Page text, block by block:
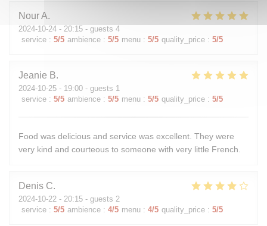
NourA
2024-10-24 - 20:15 - guests 4
service : 5/5 ambience : 5/5 menu : 5/5 quality_price : 5/5
Jeanie B
2024-10-25 - 19:00 - guests 1
service : 5/5 ambience : 5/5 menu : 5/5 quality_price : 5/5
Food was delicious and service was excellent. They were
very kind and courteous to someone with very little French.
Denis C
2024-10-22 - 20:15 - guests 2
service : 5/5 ambience : 4/5 menu : 4/5 quality_price : 5/5